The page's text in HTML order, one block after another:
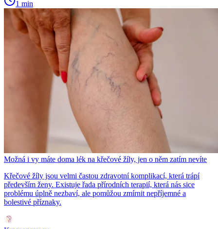
1 min
Možná i vy máte doma lék na křečové žíly, jen o něm zatím nevíte
Křečové žíly jsou velmi častou zdravotní komplikací, která trápí
především ženy. Existuje řada přírodních terapií, která nás sice
problému úplně nezbaví, ale pomůžou zmírnit nepříjemné a
bolestivé příznaky.